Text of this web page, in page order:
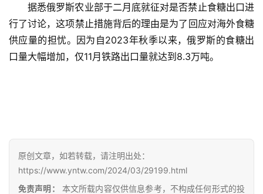
糖
网
公
众
货
报
价
据悉俄罗斯农业部于二月底就征对是否禁止食糖出口进
行了讨论，这项禁止措施背后的理由是为了回应对海外食糖
供应量的担忧。因为自2023年秋季以来，俄罗斯的食糖出
口量大幅增加，仅11月铁路出口量就达到8.3万吨。
原创文章，如若转载，请注明出处：
https://www.yntw.com/2024/03/29199.html
免责声明：
本文所载内容仅供信息参考，不构成任何形式的投